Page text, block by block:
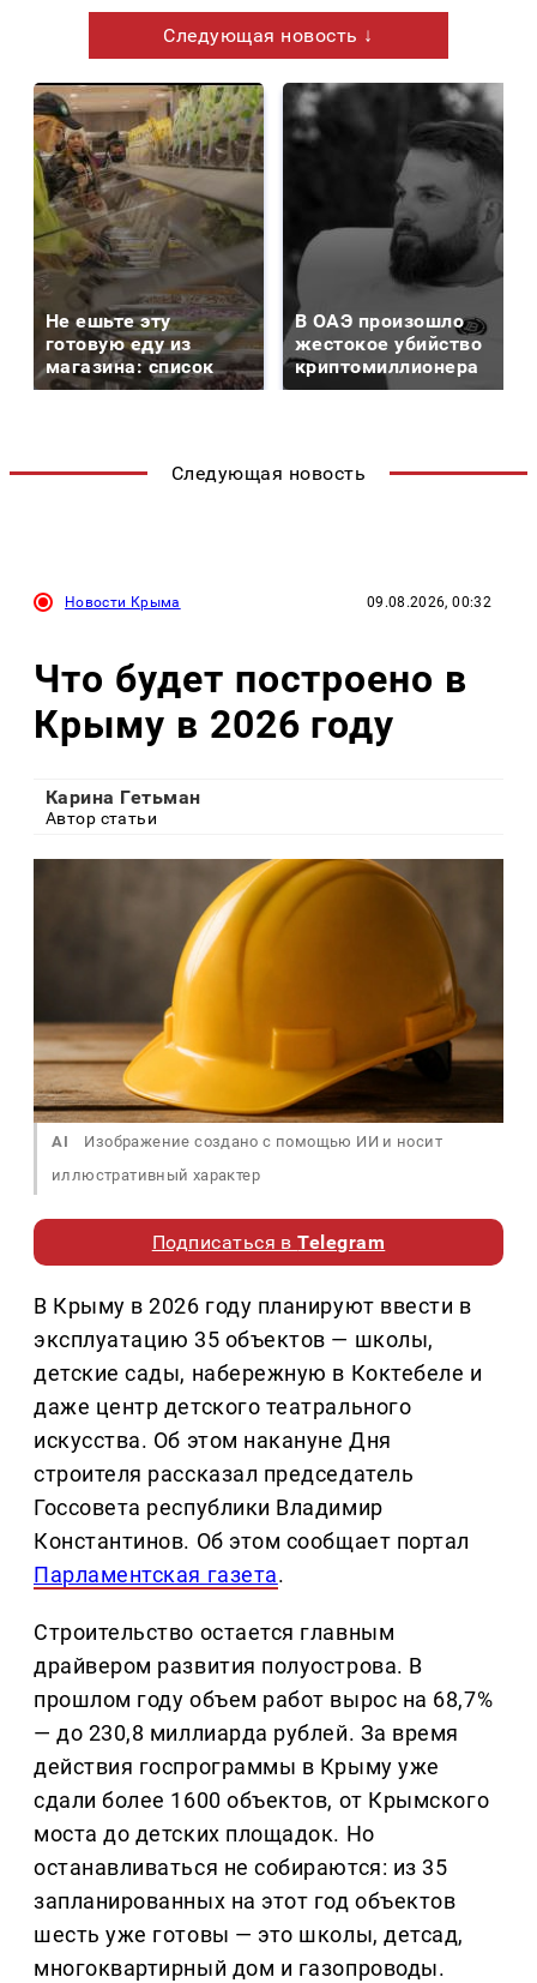
Следующая новость ↓
Не ешьте эту
готовую еду из
магазина: список
В ОАЭ произошло
жестокое убийство
криптомиллионера
Следующая новость
Новости Крыма 09.08.2026, 00:32
Что будет построено в
Крыму в 2026 году
Карина Гетьман
Автор статьи
AI
Изображение создано с помощью ИИ и носит
иллюстративный характер
Подписаться вTelegram
В Крыму в 2026 году планируют ввести в
эксплуатацию 35 объектов — школы,
детские сады, набережную в Коктебеле и
даже центр детского театрального
искусства. Об этом накануне Дня
строителя рассказал председатель
Госсовета республики Владимир
Константинов. Об этом сообщает портал
Парламентская газета.
Строительство остается главным
драйвером развития полуострова. В
прошлом году объем работ вырос на 68,7%
— до 230,8 миллиарда рублей. За время
действия госпрограммы в Крыму уже
сдали более 1600 объектов, от Крымского
моста до детских площадок. Но
останавливаться не собираются: из 35
запланированных на этот год объектов
шесть уже готовы — это школы, детсад,
многоквартирный дом и газопроводы.